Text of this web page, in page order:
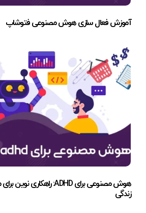
آموزش فعال سازی هوش مصنوعی فتوشاپ
هوش مصنوعی برای ADHD: راهکاری نوین برای مدیریت تمرکز و بهبود
زندگی